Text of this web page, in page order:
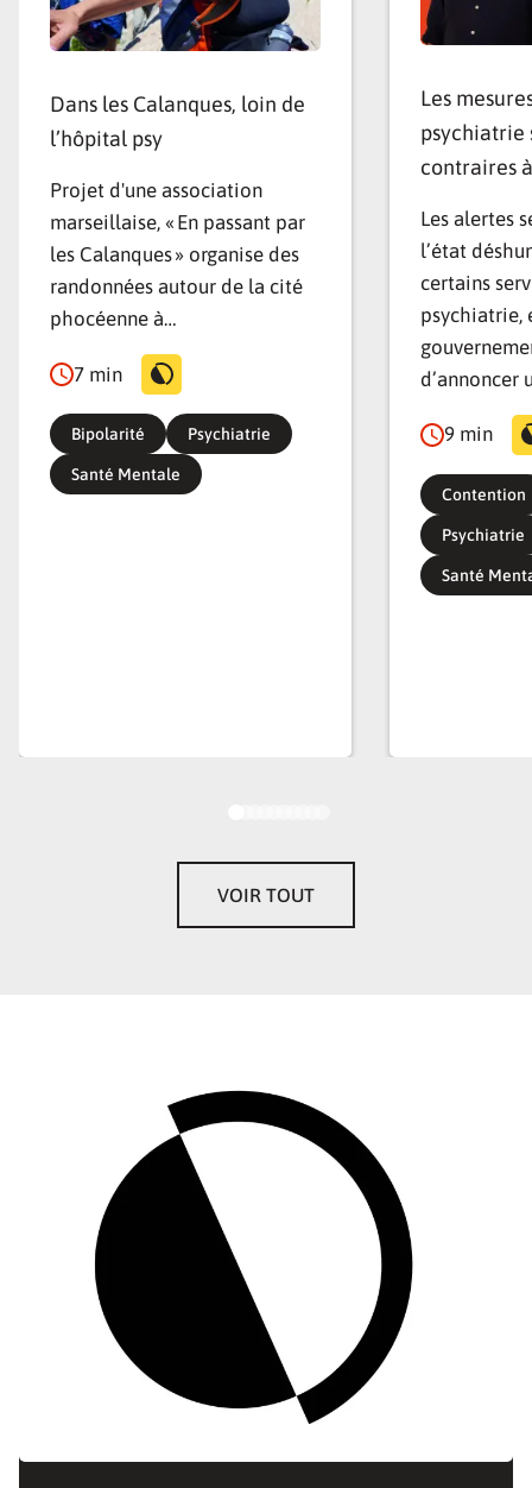
Dans les Calanques, loin de
l’hôpital psy
Projet d'une association
marseillaise, « En passant par
les Calanques » organise des
randonnées autour de la cité
phocéenne à…
7 min
Bipolarité Psychiatrie
Santé Mentale
Les
psychiatrie
contraires
Les alertes
l’état
certains
psychiatrie,
d’annoncer
9 min
Contention
Psychiatrie
Santé
VOIR TOUT